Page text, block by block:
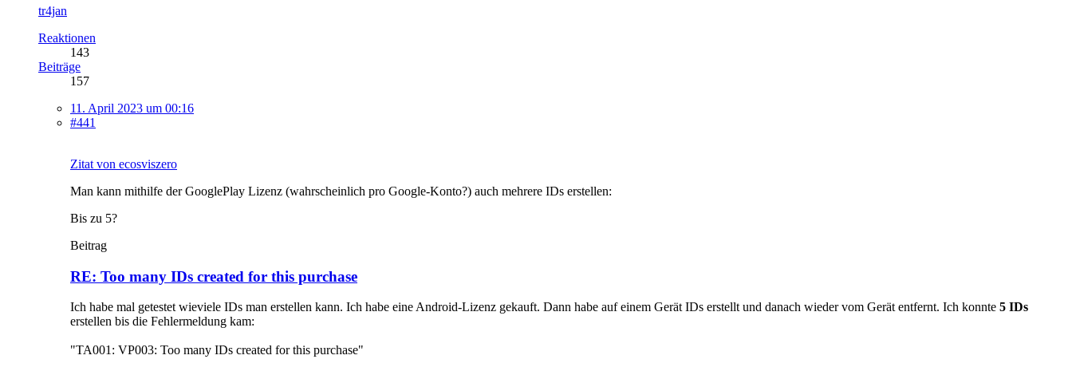
tr4jan
Reaktionen
143
Beiträge
157
11. April 2023 um 00:16
#441
Zitat von ecosviszero
Man kann mithilfe der GooglePlay Lizenz (wahrscheinlich pro Google-Konto?) auch mehrere IDs erstellen:
Bis zu 5?
Beitrag
RE: Too many IDs created for this purchase
Ich habe mal getestet wieviele IDs man erstellen kann. Ich habe eine Android-Lizenz gekauft. Dann habe auf einem Gerät IDs erstellt und danach wieder vom Gerät entfernt. Ich konnte 5 IDs
erstellen bis die Fehlermeldung kam:
"TA001: VP003: Too many IDs created for this purchase"